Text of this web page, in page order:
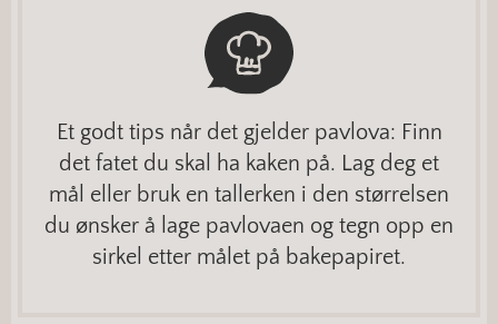
Et godt tips når det gjelder pavlova: Finn
det fatet du skal ha kaken på. Lag deg et
mål eller bruk en tallerken i den størrelsen
du ønsker å lage pavlovaen og tegn opp en
sirkel etter målet på bakepapiret.